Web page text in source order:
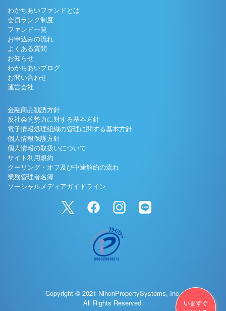
いますぐ
わかちあいファンドとは
会員ランク制度
ファンド一覧
お申込みの流れ
よくある質問
お知らせ
わかちあいブログ
お問い合わせ
運営会社
金融商品勧誘方針
反社会的勢力に対する基本方針
電子情報処理組織の管理に関する基本方針
個人情報保護方針
個人情報の取扱いについて
サイト利用規約
クーリング・オフ及び中途解約の流れ
業務管理者名簿
ソーシャルメディアガイドライン
Copyright © 2021 NihonPropertySystems, Inc.
All Rights Reserved.